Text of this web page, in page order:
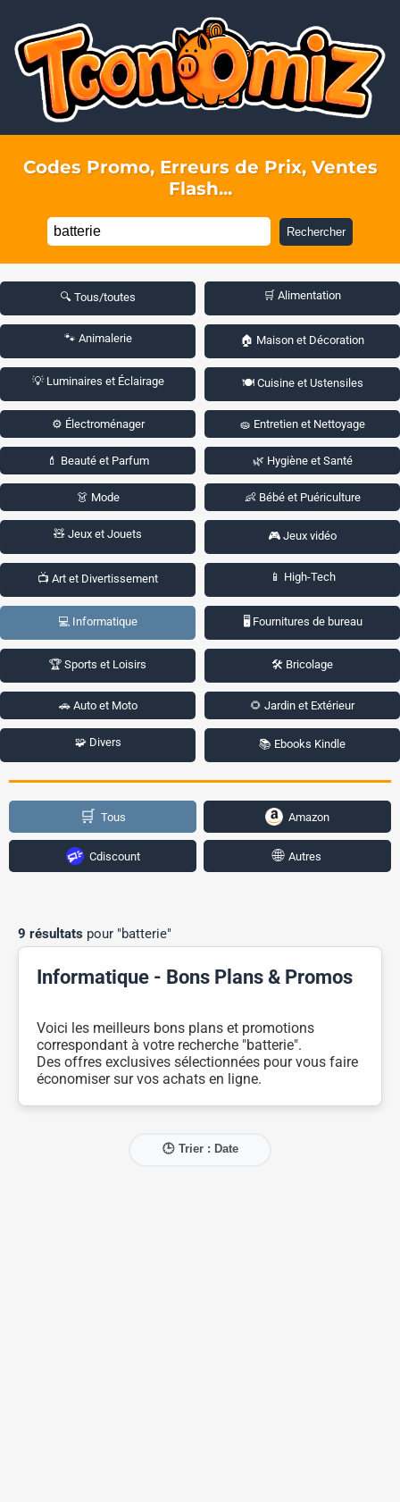
Codes Promo, Erreurs de Prix, Ventes
Flash...
Rechercher
🔍 Tous/toutes 🛒 Alimentation
🐾 Animalerie 🏠 Maison et Décoration
💡 Luminaires et Éclairage 🍽️ Cuisine et Ustensiles
⚙️ Électroménager 🧽 Entretien et Nettoyage
💄 Beauté et Parfum 🌿 Hygiène et Santé
👗 Mode 👶 Bébé et Puériculture
🧸 Jeux et Jouets 🎮 Jeux vidéo
📺 Art et Divertissement 📱 High-Tech
💻 Informatique 🖥️ Fournitures de bureau
🏆 Sports et Loisirs 🛠️ Bricolage
🚗 Auto et Moto 🌻 Jardin et Extérieur
🧩 Divers 📚 Ebooks Kindle
🛒 Tous Amazon
Cdiscount 🌐 Autres
9 résultats pour "batterie"
Informatique - Bons Plans & Promos
Voici les meilleurs bons plans et promotions
correspondant à votre recherche "batterie".
Des offres exclusives sélectionnées pour vous faire
économiser sur vos achats en ligne.
🕒 Trier : Date